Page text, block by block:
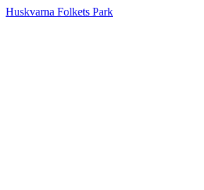
Huskvarna Folkets Park